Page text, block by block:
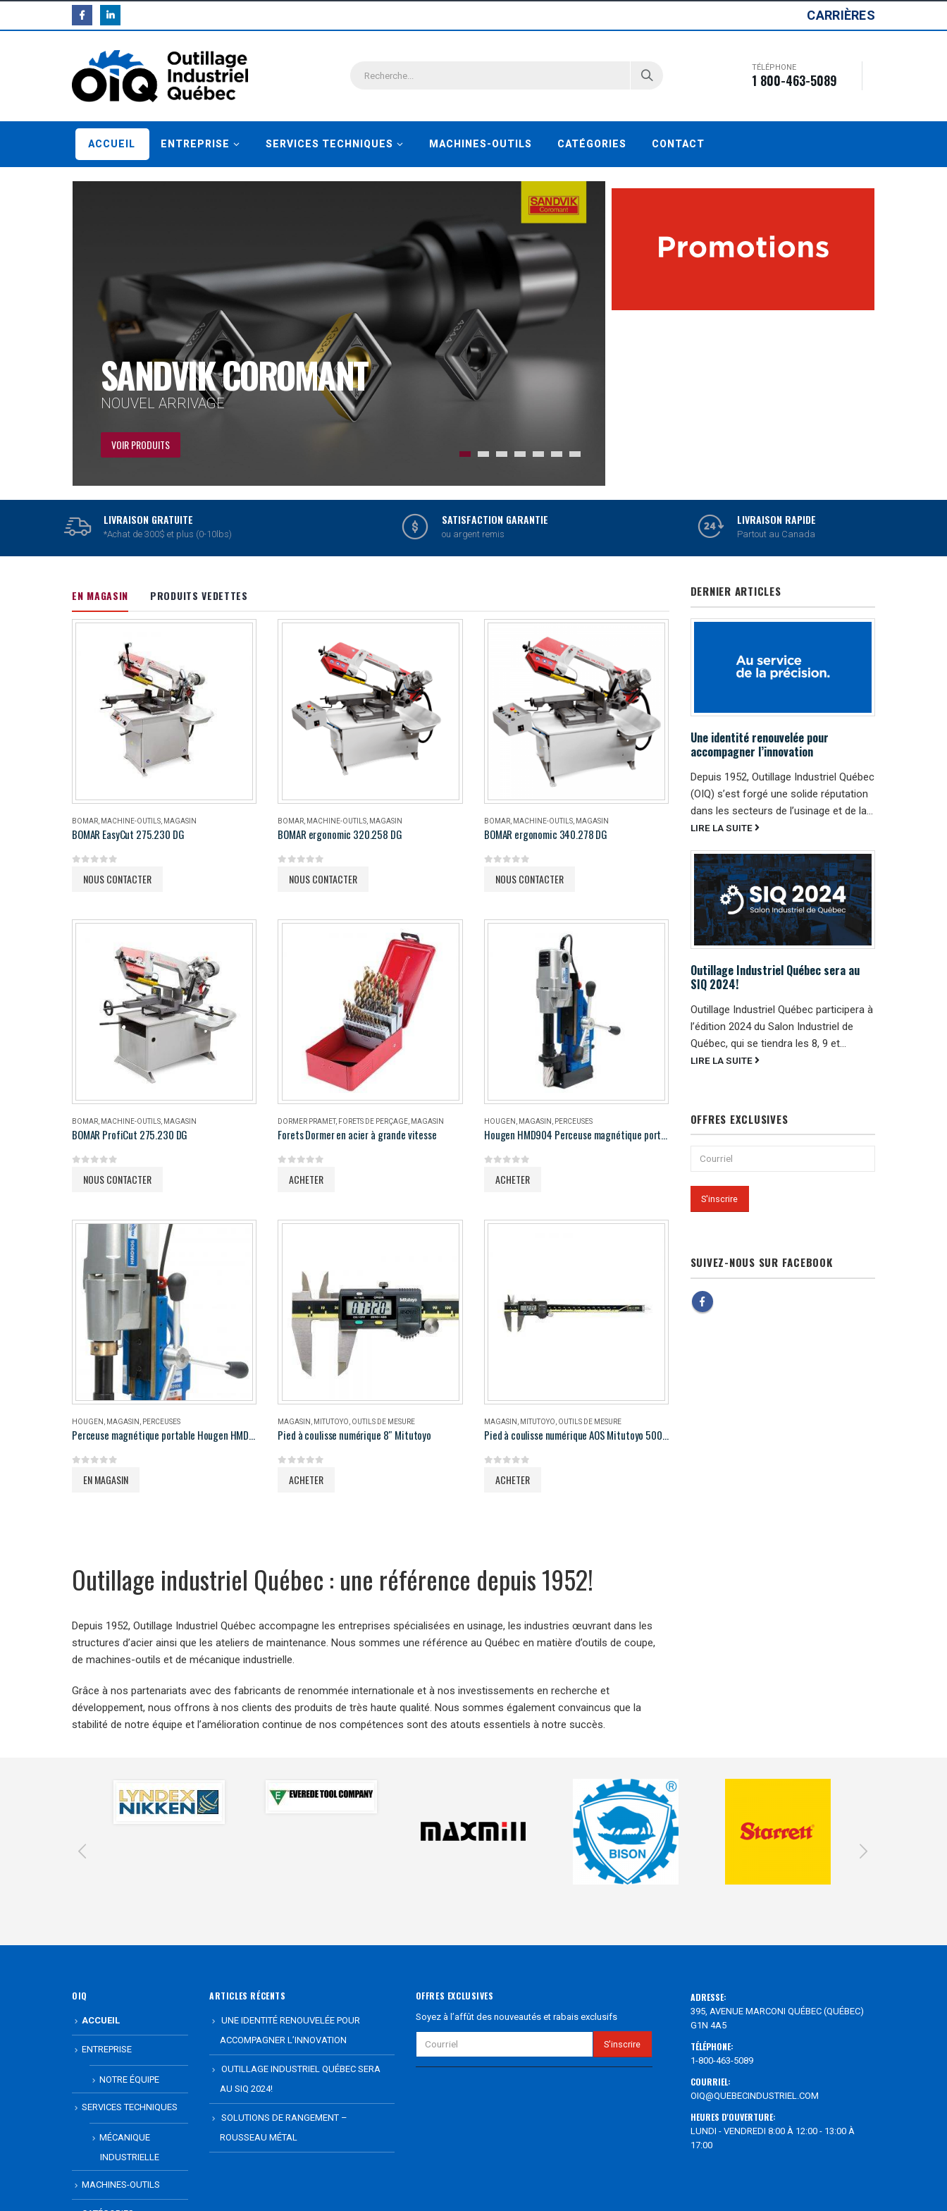
CARRIÈRES
TÉLÉPHONE
1 800-463-5089
ACCUEIL ENTREPRISE SERVICES TECHNIQUES MACHINES-OUTILS CATÉGORIES CONTACT
DORMER PRAMET
FORETS ET TARAUDS
VOIR PRODUITS
LIVRAISON GRATUITE
*Achat de 300$ et plus (0-10lbs)
SATISFACTION GARANTIE
ou argent remis
LIVRAISON RAPIDE
Partout au Canada
EN MAGASIN PRODUITS VEDETTES
BOMAR, MACHINE-OUTILS, MAGASIN
BOMAR EasyCut 275.230 DG
NOUS CONTACTER
BOMAR, MACHINE-OUTILS, MAGASIN
BOMAR ergonomic 320.258 DG
NOUS CONTACTER
BOMAR, MACHINE-OUTILS, MAGASIN
BOMAR ergonomic 340.278 DG
NOUS CONTACTER
BOMAR, MACHINE-OUTILS, MAGASIN
BOMAR ProfiCut 275.230 DG
NOUS CONTACTER
DORMER PRAMET , FORETS DE PERÇAGE, MAGASIN
Forets Dormer en acier à grande vitesse
ACHETER
HOUGEN , MAGASIN , PERCEUSES
Hougen HMD904 Perceuse magnétique portable
ACHETER
HOUGEN , MAGASIN , PERCEUSES
Perceuse magnétique portable Hougen HMD906
EN MAGASIN
MAGASIN , MITUTOYO, OUTILS DE MESURE
Pied à coulisse numérique 8″ Mitutoyo
ACHETER
MAGASIN , MITUTOYO, OUTILS DE MESURE
Pied à coulisse numérique AOS Mitutoyo 500-196-30
ACHETER
Outillage industriel Québec : une référence depuis 1952!
Depuis 1952, Outillage Industriel Québec accompagne les entreprises spécialisées en usinage, les industries œuvrant dans les
structures d’acier ainsi que les ateliers de maintenance. Nous sommes une référence au Québec en matière d’outils de coupe,
de machines-outils et de mécanique industrielle.
Grâce à nos partenariats avec des fabricants de renommée internationale et à nos investissements en recherche et
développement, nous offrons à nos clients des produits de très haute qualité. Nous sommes également convaincus que la
stabilité de notre équipe et l’amélioration continue de nos compétences sont des atouts essentiels à notre succès.
DERNIER ARTICLES
Une identité renouvelée pour
accompagner l’innovation
Depuis 1952, Outillage Industriel Québec
(OIQ) s’est forgé une solide réputation
dans les secteurs de l’usinage et de la...
LIRE LA SUITE
Outillage Industriel Québec sera au
SIQ 2024!
Outillage Industriel Québec participera à
l’édition 2024 du Salon Industriel de
Québec, qui se tiendra les 8, 9 et...
LIRE LA SUITE
OFFRES EXCLUSIVES
SUIVEZ-NOUS SUR FACEBOOK
OIQ
ACCUEIL
ENTREPRISE
NOTRE ÉQUIPE
SERVICES TECHNIQUES
MÉCANIQUE
INDUSTRIELLE
MACHINES-OUTILS
ARTICLES RÉCENTS
UNE IDENTITÉ RENOUVELÉE POUR
ACCOMPAGNER L’INNOVATION
OUTILLAGE INDUSTRIEL QUÉBEC SERA
AU SIQ 2024!
SOLUTIONS DE RANGEMENT –
ROUSSEAU MÉTAL
OFFRES EXCLUSIVES
Soyez à l’affût des nouveautés et rabais exclusifs
ADRESSE:
395, AVENUE MARCONI QUÉBEC (QUÉBEC)
G1N 4A5
TÉLÉPHONE:
1-800-463-5089
COURRIEL:
OIQ@QUEBECINDUSTRIEL.COM
HEURES D'OUVERTURE:
LUNDI - VENDREDI 8:00 À 12:00 - 13:00 À
17:00